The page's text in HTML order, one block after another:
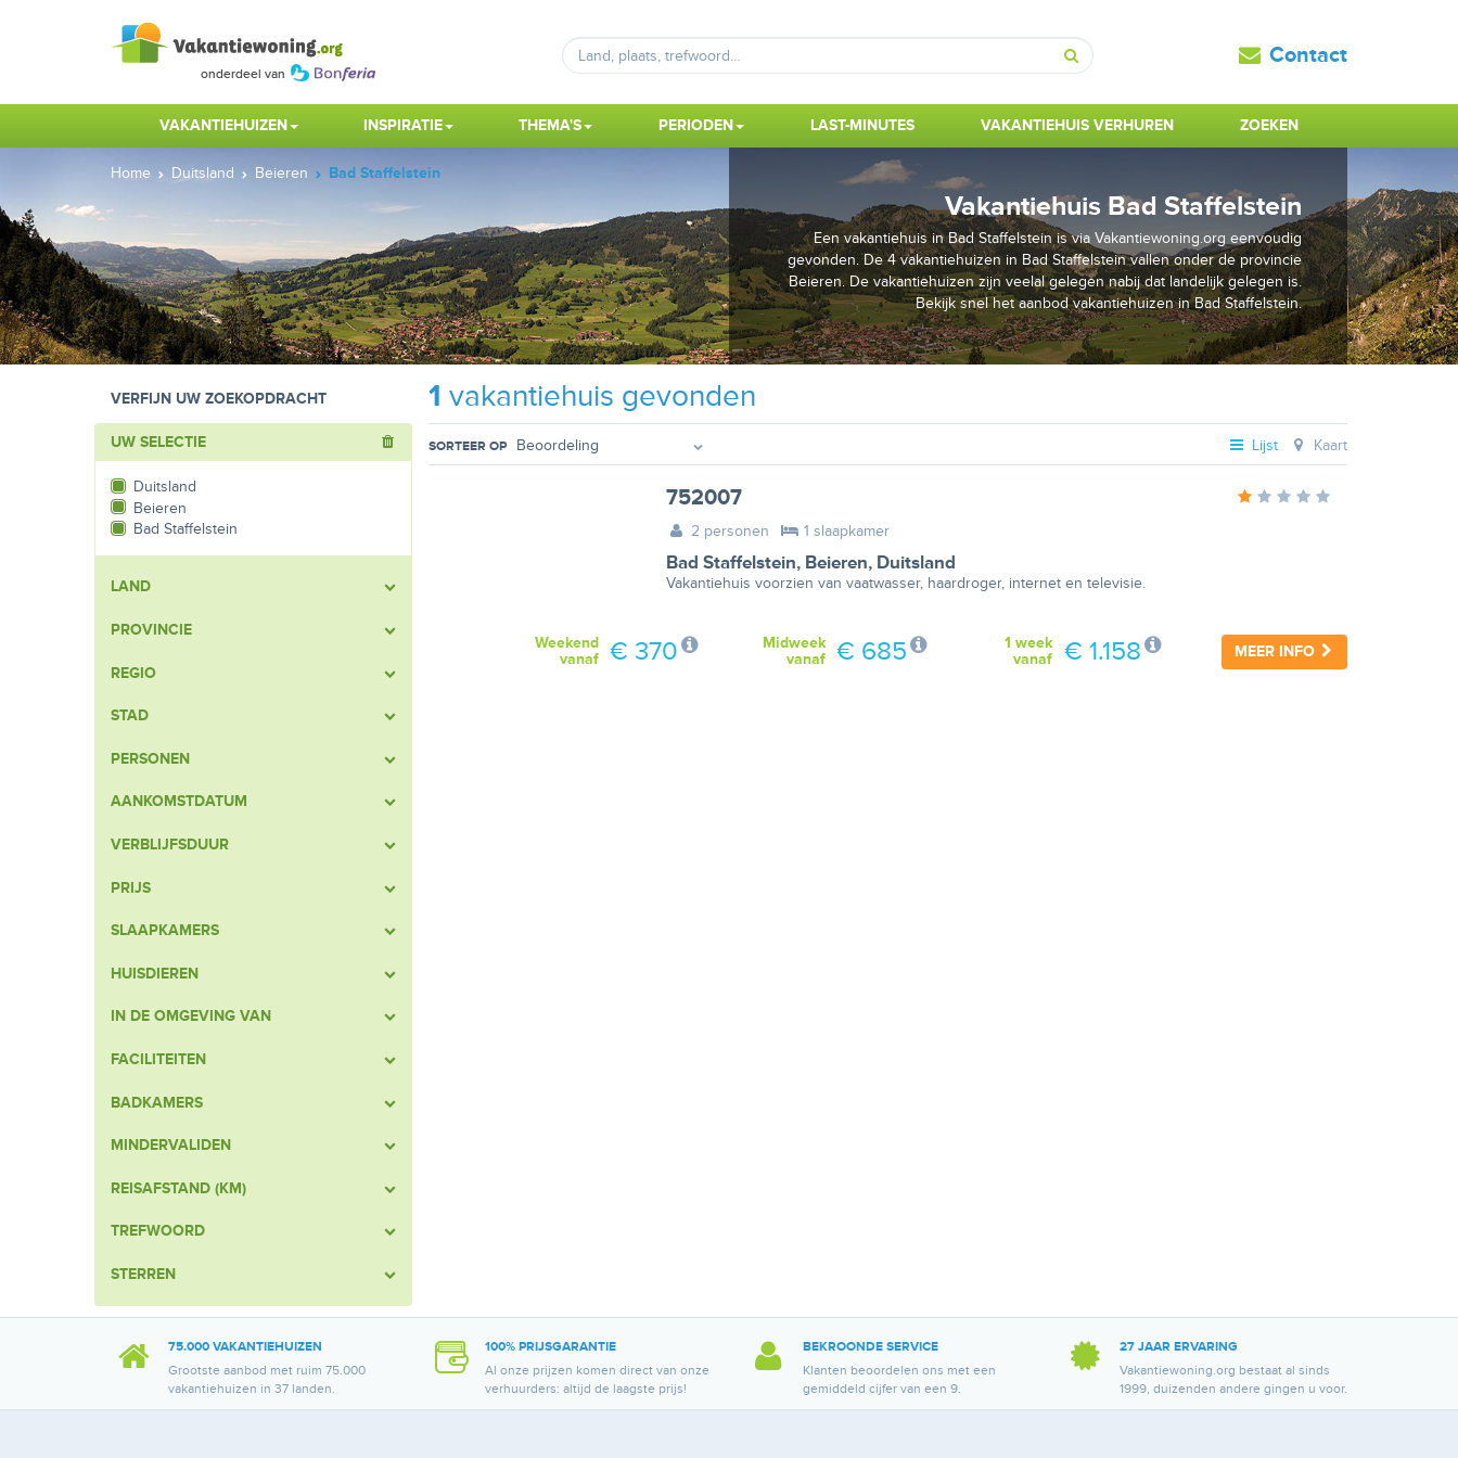
Zoeken
Contact
VAKANTIEHUIZEN INSPIRATIE THEMA'S PERIODEN LAST-MINUTES VAKANTIEHUIS VERHUREN ZOEKEN
Home Duitsland Beieren Bad Staffelstein
Vakantiehuis Bad Staffelstein
Een vakantiehuis in Bad Staffelstein is via Vakantiewoning.org eenvoudig
gevonden. De 4 vakantiehuizen in Bad Staffelstein vallen onder de provincie
Beieren. De vakantiehuizen zijn veelal gelegen nabij dat landelijk gelegen is.
Bekijk snel het aanbod vakantiehuizen in Bad Staffelstein.
VERFIJN UW ZOEKOPDRACHT 1 vakantiehuis gevonden
UW SELECTIE
Duitsland
Beieren
Bad Staffelstein
LAND
PROVINCIE
REGIO
STAD
PERSONEN
AANKOMSTDATUM
VERBLIJFSDUUR
PRIJS
SLAAPKAMERS
HUISDIEREN
IN DE OMGEVING VAN
FACILITEITEN
BADKAMERS
MINDERVALIDEN
REISAFSTAND (KM)
TREFWOORD
STERREN
SORTEER OP Lijst Kaart
752007
2 personen 1 slaapkamer
Bad Staffelstein, Beieren, Duitsland
Vakantiehuis voorzien van vaatwasser, haardroger, internet en televisie.
MEER INFO
1 week
vanaf
€ 1.158
Midweek
vanaf
€ 685
Weekend
vanaf
€ 370
75.000 VAKANTIEHUIZEN
Grootste aanbod met ruim 75.000
vakantiehuizen in 37 landen.
100% PRIJSGARANTIE
Al onze prijzen komen direct van onze
verhuurders: altijd de laagste prijs!
BEKROONDE SERVICE
Klanten beoordelen ons met een
gemiddeld cijfer van een 9.
27 JAAR ERVARING
Vakantiewoning.org bestaat al sinds
1999, duizenden andere gingen u voor.